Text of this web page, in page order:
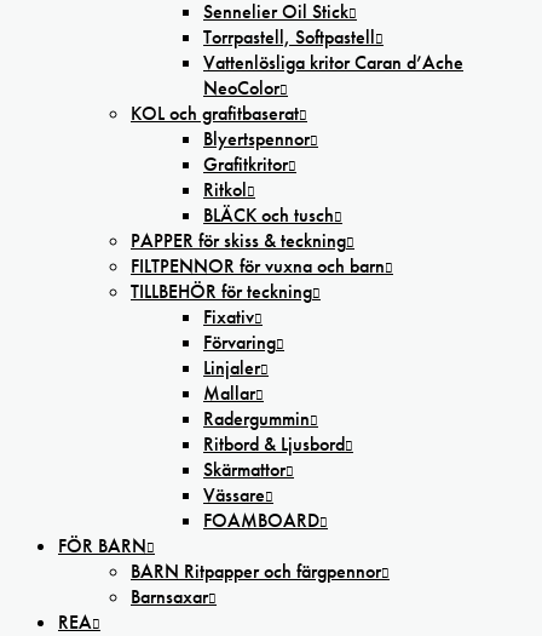
Sennelier Oil Stick
Torrpastell, Softpastell
Vattenlösliga kritor Caran d’Ache
NeoColor
KOL och grafitbaserat
Blyertspennor
Grafitkritor
Ritkol
BLÄCK och tusch
PAPPER för skiss & teckning
FILTPENNOR för vuxna och barn
TILLBEHÖR för teckning
Fixativ
Förvaring
Linjaler
Mallar
Radergummin
Ritbord & Ljusbord
Skärmattor
Vässare
FOAMBOARD
FÖR BARN
BARN Ritpapper och färgpennor
Barnsaxar
REA